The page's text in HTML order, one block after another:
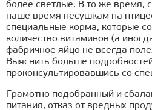
более светлые. В то же время,
наше время несушкам на
специальные корма, которые
количество витаминов (а
фабричное яйцо не всегда
Выяснить больше
проконсультировавшись со
Грамотно подобранный и
питания, отказ от вредных